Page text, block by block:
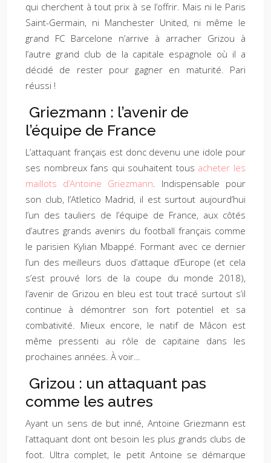
qui cherchent à tout prix à se l’offrir. Mais ni le Paris
Saint-Germain, ni Manchester United, ni même le
grand FC Barcelone n’arrive à arracher Grizou à
l’autre grand club de la capitale espagnole où il a
décidé de rester pour gagner en maturité. Pari
réussi !
Griezmann : l’avenir de
l’équipe de France
L’attaquant français est donc devenu une idole pour
ses nombreux fans qui souhaitent tous acheter les
maillots d’Antoine Griezmann. Indispensable pour
son club, l’Atletico Madrid, il est surtout aujourd’hui
l’un des tauliers de l’équipe de France, aux côtés
d’autres grands avenirs du football français comme
le parisien Kylian Mbappé. Formant avec ce dernier
l’un des meilleurs duos d’attaque d’Europe (et cela
s’est prouvé lors de la coupe du monde 2018),
l’avenir de Grizou en bleu est tout tracé surtout s’il
continue à démontrer son fort potentiel et sa
combativité. Mieux encore, le natif de Mâcon est
même pressenti au rôle de capitaine dans les
prochaines années. À voir…
Grizou : un attaquant pas
comme les autres
Ayant un sens de but inné, Antoine Griezmann est
l’attaquant dont ont besoin les plus grands clubs de
foot. Ultra complet, le petit Antoine se démarque